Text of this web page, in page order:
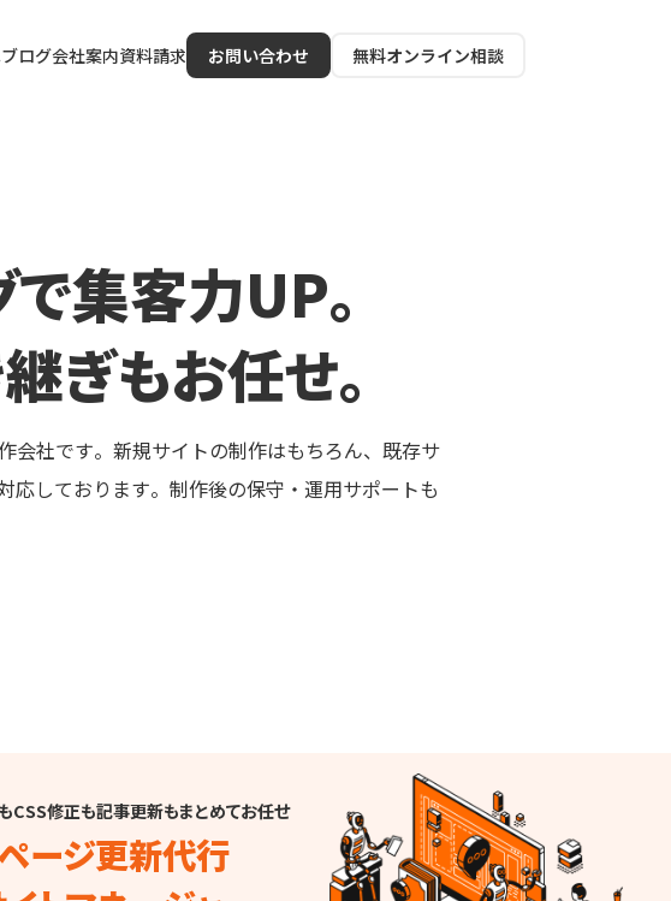
ブログ会社案内資料請求 お問い合わせ 無料オンライン相談
集客力UP。
ぎもお任せ。
会社です。新規サイトの制作はもちろん、既存サ
応しております。制作後の保守・運用サポートも
CSS修正も記事更新もまとめてお任せ
ージ更新代行